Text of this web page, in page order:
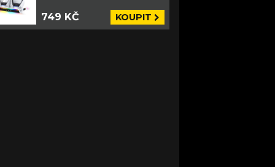
749 KČ KOUPIT